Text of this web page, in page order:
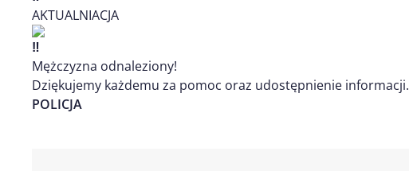
AKTUALNIACJA
Mężczyzna odnaleziony!
Dziękujemy każdemu za pomoc oraz udostępnienie informacji.
POLICJA